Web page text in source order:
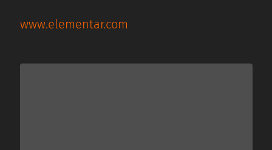
www.elementar.com